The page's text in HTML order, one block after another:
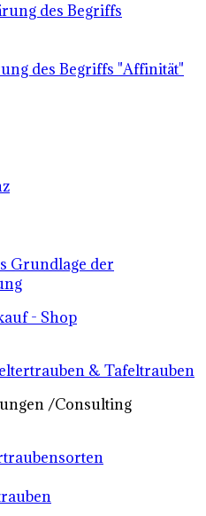
des Begriffs
des Begriffs "Affinität"
Grundlage der
- Shop
& Tafeltrauben
/Consulting